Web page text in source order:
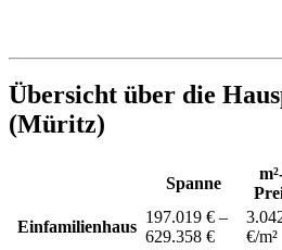
Übersicht über die
(Müritz)
Spanne
Einfamilienhaus
197.019 € –
629.358 €
€/m²